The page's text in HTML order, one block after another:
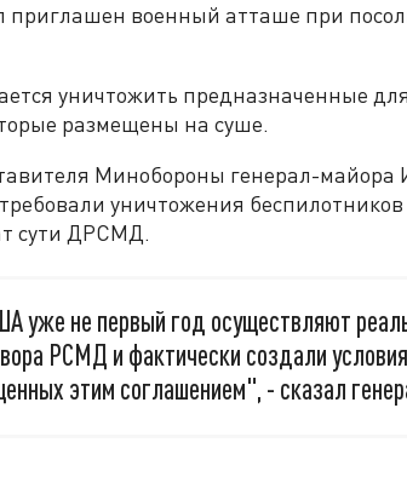
приглашен военный атташе при
уничтожить предназначенные
размещены на суше.
Минобороны генерал-майора
уничтожения беспилотников
сути ДРСМД.
уже не первый год осуществляют
РСМД и фактически создали
этим соглашением", - сказал